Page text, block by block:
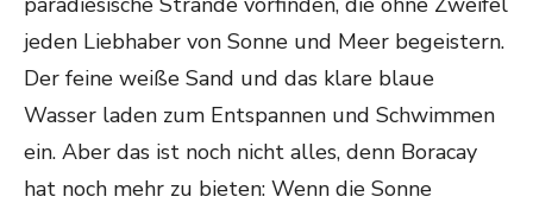
jeden Liebhaber von Sonne und Meer begeistern.
Der feine weiße Sand und das klare blaue
Wasser laden zum Entspannen und Schwimmen
ein. Aber das ist noch nicht alles, denn Boracay
hat noch mehr zu bieten: Wenn die Sonne